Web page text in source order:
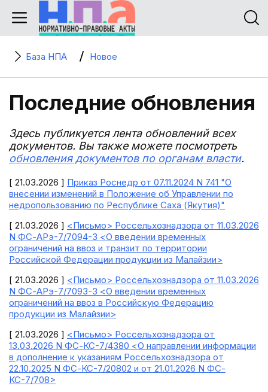
База НПА Новое
Последние обновления
Здесь публикуется лента обновлений всех
документов. Вы также можете посмотреть
обновления документов по органам власти.
[ 21.03.2026 ] Приказ Роснедр от 07.11.2024 N 741 "О
внесении изменений в Положение об Управлении по
недропользованию по Республике Саха (Якутия)"
[ 21.03.2026 ] <Письмо> Россельхознадзора от 11.03.2026
N ФС-АРэ-7/7094-3 <О введении временных
ограничений на ввоз и транзит по территории
Российской Федерации продукции из Малайзии>
[ 21.03.2026 ] <Письмо> Россельхознадзора от 11.03.2026
N ФС-АРэ-7/7093-3 <О введении временных
ограничений на ввоз в Российскую Федерацию
продукции из Малайзии>
[ 21.03.2026 ] <Письмо> Россельхознадзора от
13.03.2026 N ФС-КС-7/4380 <О направлении информации
в дополнение к указаниям Россельхознадзора от
22.10.2025 N ФС-КС-7/20802 и от 21.01.2026 N ФС-
КС-7/708>